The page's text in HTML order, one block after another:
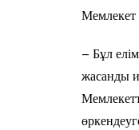
– Бұл
жасанды